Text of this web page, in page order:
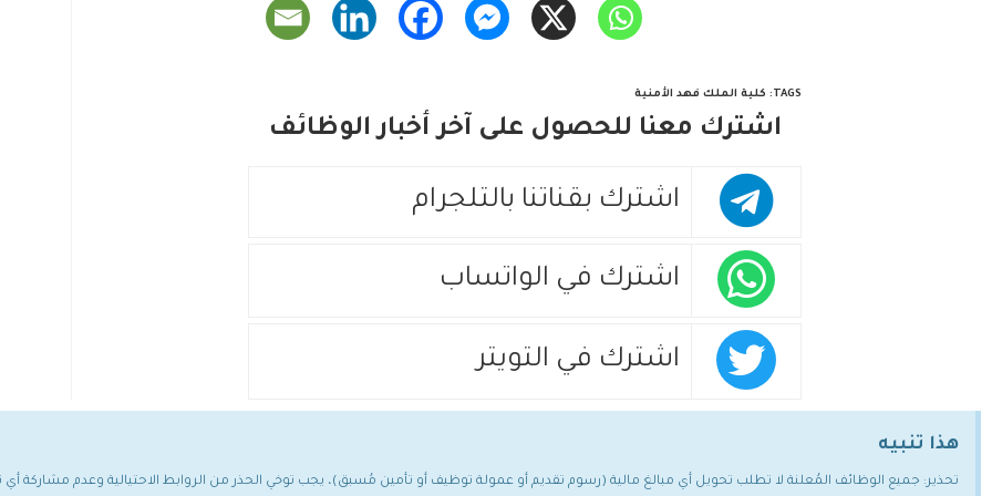
TAGS
: كلية الملك فهد الأمنية
اشترك معنا للحصول على آخر أخبار الوظائف
اشترك بقناتنا بالتلجرام
اشترك في الواتساب
اشترك في التويتر
هذا تنبيه
تحذير: جميع الوظائف المُعلنة لا تطلب تحويل أي مبالغ مالية (رسوم تقديم أو عمولة توظيف أو تأمين مُسبق)، يجب توخي الحذر من الروابط الاحتيالية وعدم مشاركة